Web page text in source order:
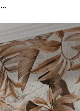
Грунге текстура са апстрактним планинама, беж бојом, уметношћу на тему природе